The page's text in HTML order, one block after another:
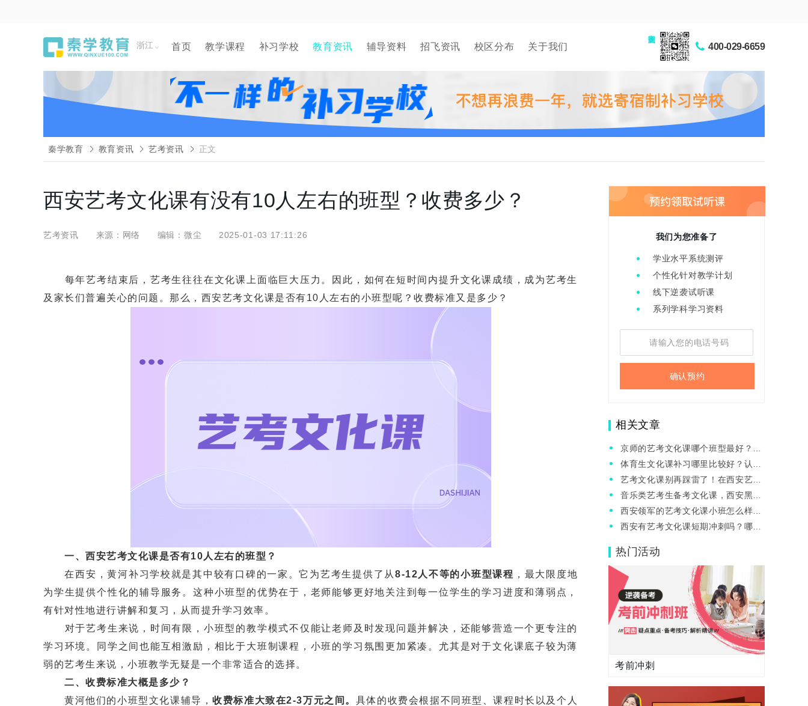
浙江 首页 教学课程 补习学校 教育资讯 辅导资料 招飞资讯 校区分布 关于我们 400-029-6659
秦学教育 教育资讯 艺考资讯 正文
西安艺考文化课有没有10人左右的班型？收费多少？
艺考资讯 来源：网络 编辑：微尘 2025-01-03 17:11:26
每年艺考结束后，艺考生往往在文化课上面临巨大压力。因此，如何在短时间内提升文化课成绩，成为艺考生
及家长们普遍关心的问题。那么，西安艺考文化课是否有10人左右的小班型呢？收费标准又是多少？
一、西安艺考文化课是否有10人左右的班型？
在西安，黄河补习学校就是其中较有口碑的一家。它为艺考生提供了从8-12人不等的小班型课程 ，最大限度地
为学生提供个性化的辅导服务。这种小班型的优势在于，老师能够更好地关注到每一位学生的学习进度和薄弱点，
有针对性地进行讲解和复习，从而提升学习效率。
对于艺考生来说，时间有限，小班型的教学模式不仅能让老师及时发现问题并解决，还能够营造一个更专注的
学习环境。同学之间也能互相激励，相比于大班制课程，小班的学习氛围更加紧凑。尤其是对于文化课底子较为薄
弱的艺考生来说，小班教学无疑是一个非常适合的选择。
二、收费标准大概是多少？
黄河他们的小班型文化课辅导，收费标准大致在2-3万元之间。 具体的收费会根据不同班型、课程时长以及个人
我们为您准备了
学业水平系统测评
个性化针对教学计划
线下逆袭试听课
系列学科学习资料
确认预约
相关文章
京师的艺考文化课哪个班型最好？师
资怎么样？
体育生文化课补习哪里比较好？认准
西安这几个机构提分有望！
艺考文化课别再踩雷了！在西安艺考
文化课认准这3个机构！
音乐类艺考生备考文化课，西安黑马
艺考文化课集训怎么样？
西安领军的艺考文化课小班怎么样？
老师的水平怎么样？
西安有艺考文化课短期冲刺吗？哪家
热门活动
考前冲刺